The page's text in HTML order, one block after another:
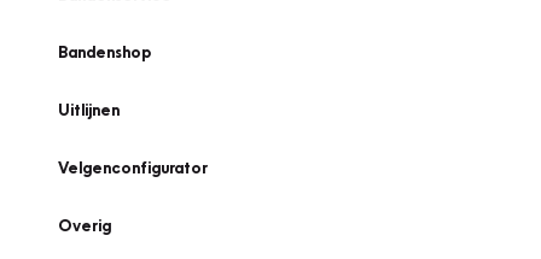
Bandenshop
Uitlijnen
Velgenconfigurator
Overig